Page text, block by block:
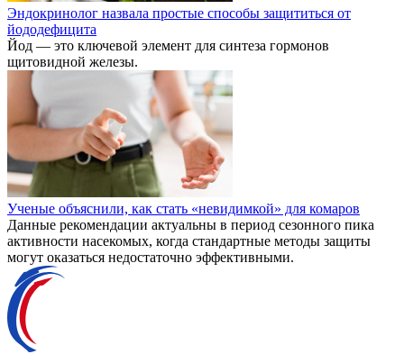
Эндокринолог назвала простые способы защититься от
йододефицита
Йод — это ключевой элемент для синтеза гормонов
щитовидной железы.
Ученые объяснили, как стать «невидимкой» для комаров
Данные рекомендации актуальны в период сезонного пика
активности насекомых, когда стандартные методы защиты
могут оказаться недостаточно эффективными.